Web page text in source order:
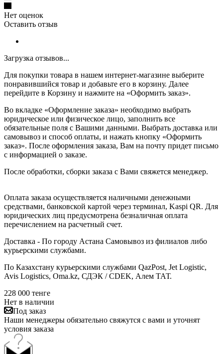
Нет оценок
Оставить отзыв
Загрузка отзывов...
Для покупки товара в нашем интернет-магазине выберите
понравившийся товар и добавьте его в корзину. Далее
перейдите в Корзину и нажмите на «Оформить заказ».
Во вкладке «Оформление заказа» необходимо выбрать
юридическое или физическое лицо, заполнить все
обязательные поля с Вашими данными. Выбрать доставка или
самовывоз и способ оплаты, и нажать кнопку «Оформить
заказ». После оформления заказа, Вам на почту придет письмо
с информацией о заказе.
После обработки, сборки заказа с Вами свяжется менеджер.
Оплата заказа осуществляется наличными денежными
средствами, банковской картой через терминал, Kaspi QR. Для
юридических лиц предусмотрена безналичная оплата
перечислением на расчетный счет.
Доставка - По городу Астана Самовывоз из филиалов либо
курьерскими службами.
По Казахстану курьерскими службами QazPost, Jet Logistic,
Avis Logistics, Oma.kz, СДЭК / CDEK, Алем ТАТ.
228 000 тенге
Нет в наличии
Под заказ
Наши менеджеры обязательно свяжутся с вами и уточнят
условия заказа